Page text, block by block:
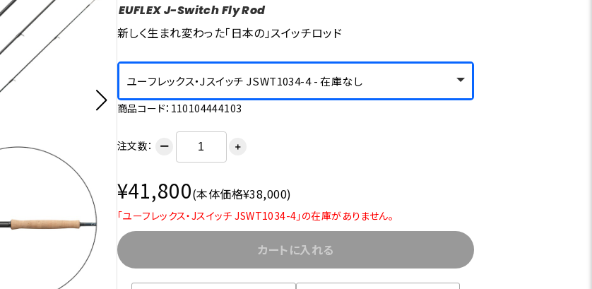
EUFLEX J-Switch Fly Rod
新しく生まれ変わった「日本の」スイッチロッド
ユーフレックス・Jスイッチ JSWT1034-4 - 在庫なし
商品コード：110104444103
注文数： ー ＋
¥41,800(本体価格¥38,000)
「ユーフレックス・Jスイッチ JSWT1034-4」の在庫がありません。
カートに入れる